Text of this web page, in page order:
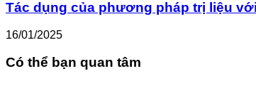
Tác dụng của phương pháp trị liệu
16/01/2025
Có thể bạn quan tâm